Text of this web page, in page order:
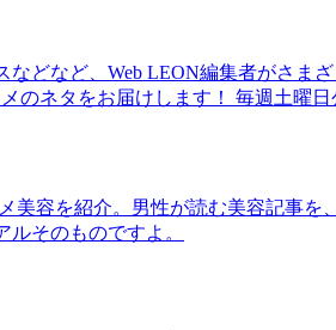
どなど、Web LEON編集者がさま
のネタをお届けします！ 毎週土曜日
容を紹介。男性が読む美容記事
そのものですよ。